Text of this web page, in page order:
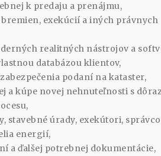
k predaju a prenájmu,
exekúcií a iných právnych
realitných nástrojov a
databázou klientov,
podaní na kataster,
a kúpe novej nehnuteľnosti s
stavebné úrady, exekútori,
energií,
a ďalšej potrebnej dokumentácie,